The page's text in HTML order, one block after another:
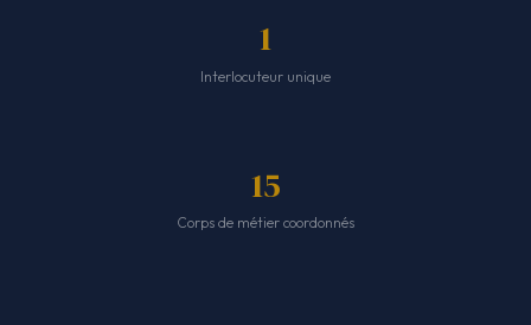
1
Interlocuteur unique
15
Corps de métier coordonnés